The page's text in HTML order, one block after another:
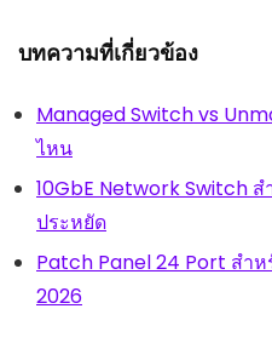
บทความที่เกี่ยวข้อง
Managed Switch vs
ไหน
10GbE Network Switch
ประหยัด
Patch Panel 24 Port สำ
2026